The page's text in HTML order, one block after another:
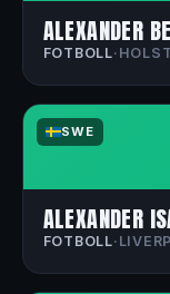
ALEXANDER
FOTBOLL·
SWE
ALEXANDER
FOTBOLL·